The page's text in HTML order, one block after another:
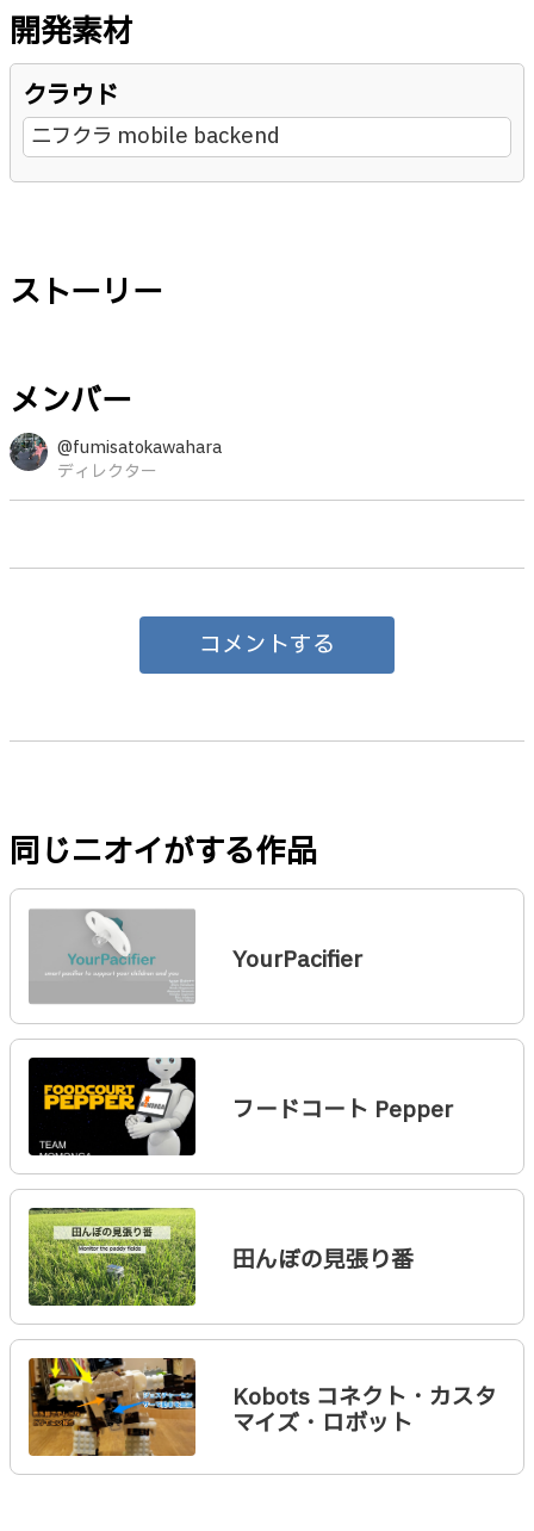
開発素材
クラウド
ニフクラ mobile backend
ストーリー
メンバー
@fumisatokawahara
ディレクター
コメントする
同じニオイがする作品
YourPacifier
フードコート Pepper
田んぼの見張り番
Kobots コネクト・カスタ
マイズ・ロボット